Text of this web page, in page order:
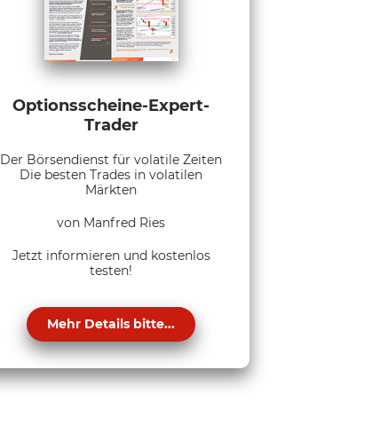
Optionsscheine-Expert-
Trader
Der Börsendienst für volatile Zeiten
Die besten Trades in volatilen
Märkten
von Manfred Ries
Jetzt informieren und kostenlos
testen!
Mehr Details bitte...